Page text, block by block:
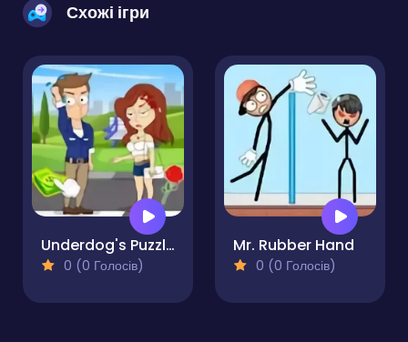
Схожі ігри
Underdog's Puzzle Odyssey
0 (0 Голосів)
Mr. Rubber Hand
0 (0 Голосів)